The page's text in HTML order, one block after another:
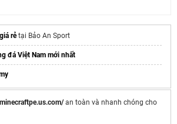
rẻtại Bảo An Sport
đá Việt Nam mới nhất
an toàn và nhanh chóng cho